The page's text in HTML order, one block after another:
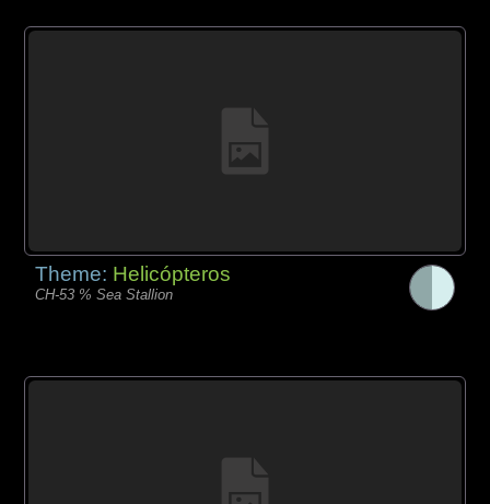
Theme: Helicópteros
CH-53 % Sea Stallion